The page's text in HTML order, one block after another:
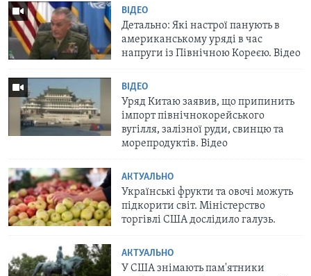
ВІДЕО
Детально: Які настрої панують в
американському уряді в час
напруги із Північною Кореєю. Відео
ВІДЕО
Уряд Китаю заявив, що припинить
імпорт північнокорейського
вугілля, залізної руди, свинцю та
морепродуктів. Відео
АКТУАЛЬНО
Українські фрукти та овочі можуть
підкорити світ. Міністерство
торгівлі США дослідило галузь.
АКТУАЛЬНО
У США знімають пам'ятники